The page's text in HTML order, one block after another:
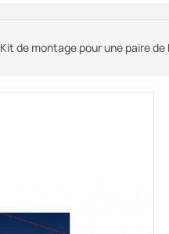
Kit de montage pour une paire